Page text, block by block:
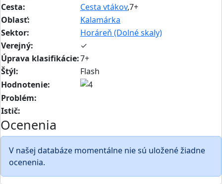
Cesta:
Cesta vtákov,7+
Oblasť:
Kalamárka
Sektor:
Horáreň (Dolné skaly)
Verejný:
✓
Úprava klasifikácie:7+
Štýl:
Flash
Hodnotenie:
Problém:
Istič:
Ocenenia
V našej databáze momentálne nie sú uložené žiadne
ocenenia.